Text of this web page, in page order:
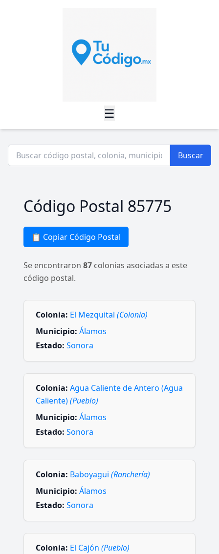
☰
Buscar
Código Postal 85775
📋 Copiar Código Postal
Se encontraron 87 colonias asociadas a este
código postal.
Colonia: El Mezquital (Colonia)
Municipio: Álamos
Estado: Sonora
Colonia: Agua Caliente de Antero (Agua
Caliente)(Pueblo)
Municipio: Álamos
Estado: Sonora
Colonia: Baboyagui (Ranchería)
Municipio: Álamos
Estado: Sonora
Colonia: El Cajón (Pueblo)